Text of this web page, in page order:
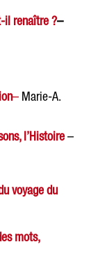
il renaître ?–
– Marie-A.
l’Histoire –
voyage du
mots,